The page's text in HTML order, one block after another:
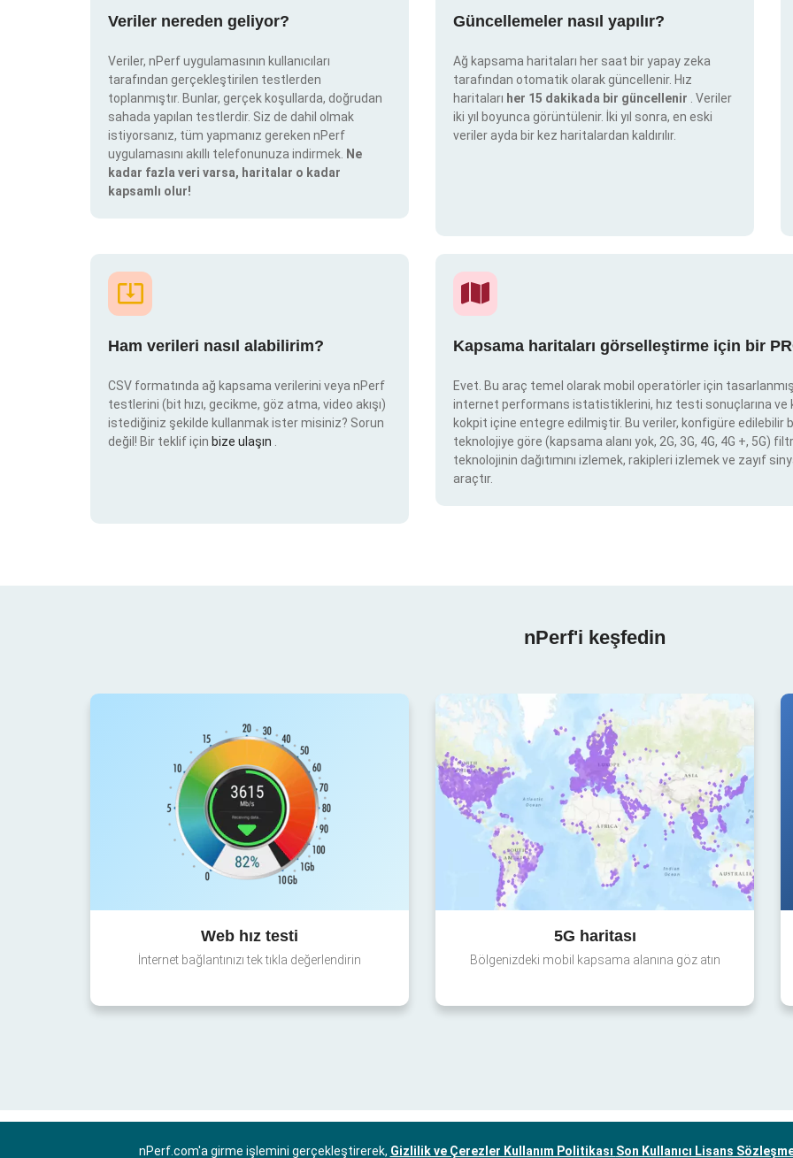
Veriler nereden geliyor?
Veriler, nPerf uygulamasının kullanıcıları
tarafından gerçekleştirilen testlerden
toplanmıştır. Bunlar, gerçek koşullarda, doğrudan
sahada yapılan testlerdir. Siz de dahil olmak
istiyorsanız, tüm yapmanız gereken nPerf
uygulamasını akıllı telefonunuza indirmek. Ne
kadar fazla veri varsa, haritalar o kadar
kapsamlı olur!
Güncellemeler nasıl yapılır?
Ağ kapsama haritaları her saat bir yapay zeka
tarafından otomatik olarak güncellenir. Hız
haritaları her 15 dakikada bir güncellenir
. Veriler
iki yıl boyunca görüntülenir. İki yıl sonra, en eski
veriler ayda bir kez haritalardan kaldırılır.
Ham verileri nasıl alabilirim?
CSV formatında ağ kapsama verilerini veya nPerf
testlerini (bit hızı, gecikme, göz atma, video akışı)
istediğiniz şekilde kullanmak ister misiniz? Sorun
değil! Bir teklif için bize ulaşın
Kapsama haritaları görselleştirme için bir
Evet. Bu araç temel olarak mobil operatörler için
internet performans istatistiklerini, hız testi sonuçlarına
kokpit içine entegre edilmiştir. Bu veriler, konfigüre edilebilir
teknolojiye göre (kapsama alanı yok, 2G, 3G, 4G, 4G +, 5G)
teknolojinin dağıtımını izlemek, rakipleri izlemek ve zayıf
araçtır.
nPerf'i keşfedin
Web hız testi
İnternet bağlantınızı tek tıkla değerlendirin
5G haritası
Bölgenizdeki mobil kapsama alanına göz atın
nPerf.com'a girme işlemini gerçekleştirerek, Gizlilik ve Çerezler Kullanım Politikası Son Kullanıcı Lisans